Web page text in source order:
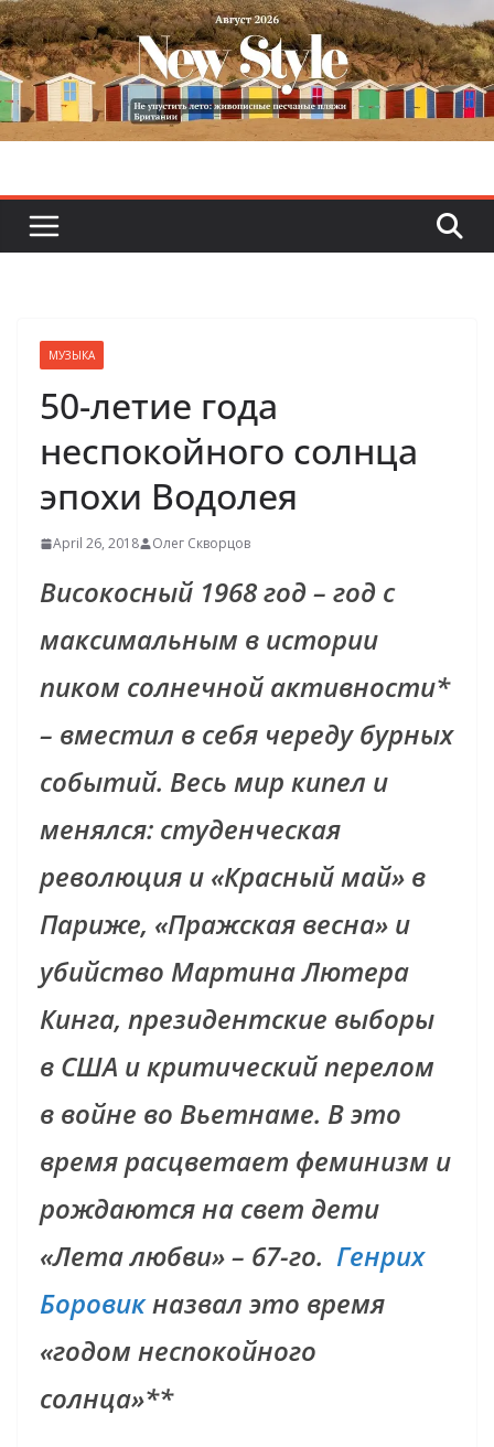
Skip
to
content
МУЗЫКА
50-летие года
неспокойного солнца
эпохи Водолея
April 26, 2018 Олег Скворцов
Високосный 1968 год – год с
максимальным в истории
пиком солнечной активности*
– вместил в себя череду бурных
событий. Весь мир кипел и
менялся: студенческая
революция и «Красный май» в
Париже, «Пражская весна» и
убийство Мартина Лютера
Кинга, президентские выборы
в США и критический перелом
в войне во Вьетнаме. В это
время расцветает феминизм и
рождаются на свет дети
«Лета любви» – 67-го. Генрих
Боровикназвал это время
«годом неспокойного
солнца»**